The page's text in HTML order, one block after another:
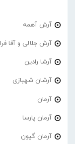
آرش آهمه
آرش جلالی و آقا فرا
آرشا رادین
آرشان شهبازی
آرمان
آرمان پارسا
آرمان گیون